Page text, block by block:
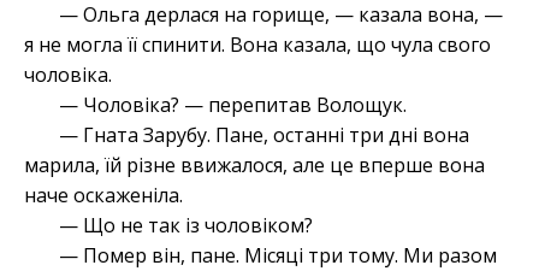
— Ольга дерлася на горище, — казала вона, —
я не могла її спинити. Вона казала, що чула свого
чоловіка.
— Чоловіка? — перепитав Волощук.
— Гната Зарубу. Пане, останні три дні вона
марила, їй різне ввижалося, але це вперше вона
наче оскаженіла.
— Що не так із чоловіком?
— Помер він, пане. Місяці три тому. Ми разом